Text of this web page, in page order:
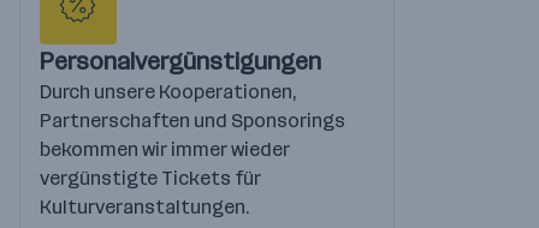
Personalvergünstigungen
Durch unsere Kooperationen,
Partnerschaften und Sponsorings
bekommen wir immer wieder
vergünstigte Tickets für
Kulturveranstaltungen.